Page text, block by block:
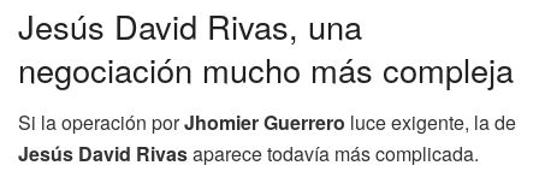
Jesús David Rivas, una
negociación mucho más compleja
Si la operación porJhomier Guerrero luce exigente, la de
Jesús David Rivasaparece todavía más complicada.